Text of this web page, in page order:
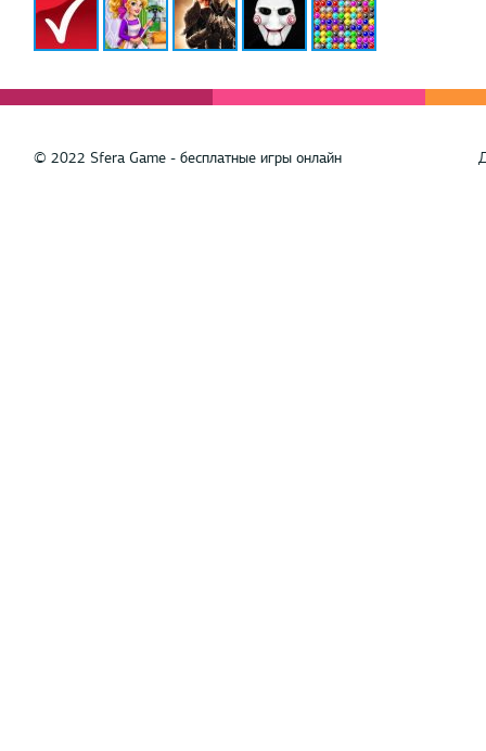
© 2022 Sfera Game - бесплатные игры онлайн